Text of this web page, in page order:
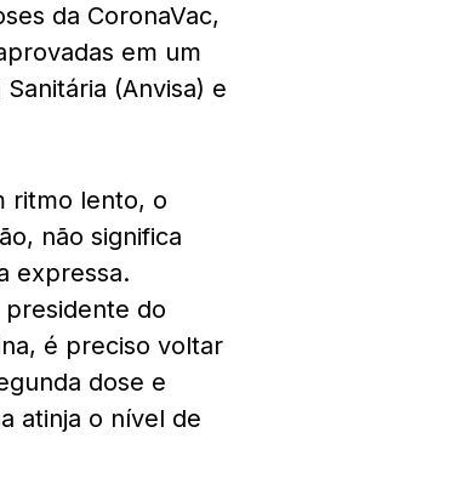
da CoronaVac,
em um
(Anvisa) e
ritmo lento, o
não significa
expressa.
do
é preciso voltar
dose e
atinja o nível de